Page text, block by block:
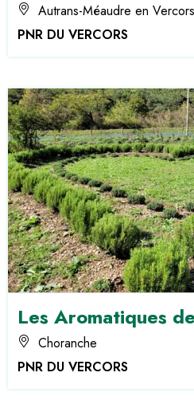
Autrans-Méaudre en Vercors
PNR DU VERCORS
Les Aromatiques
Choranche
PNR DU VERCORS